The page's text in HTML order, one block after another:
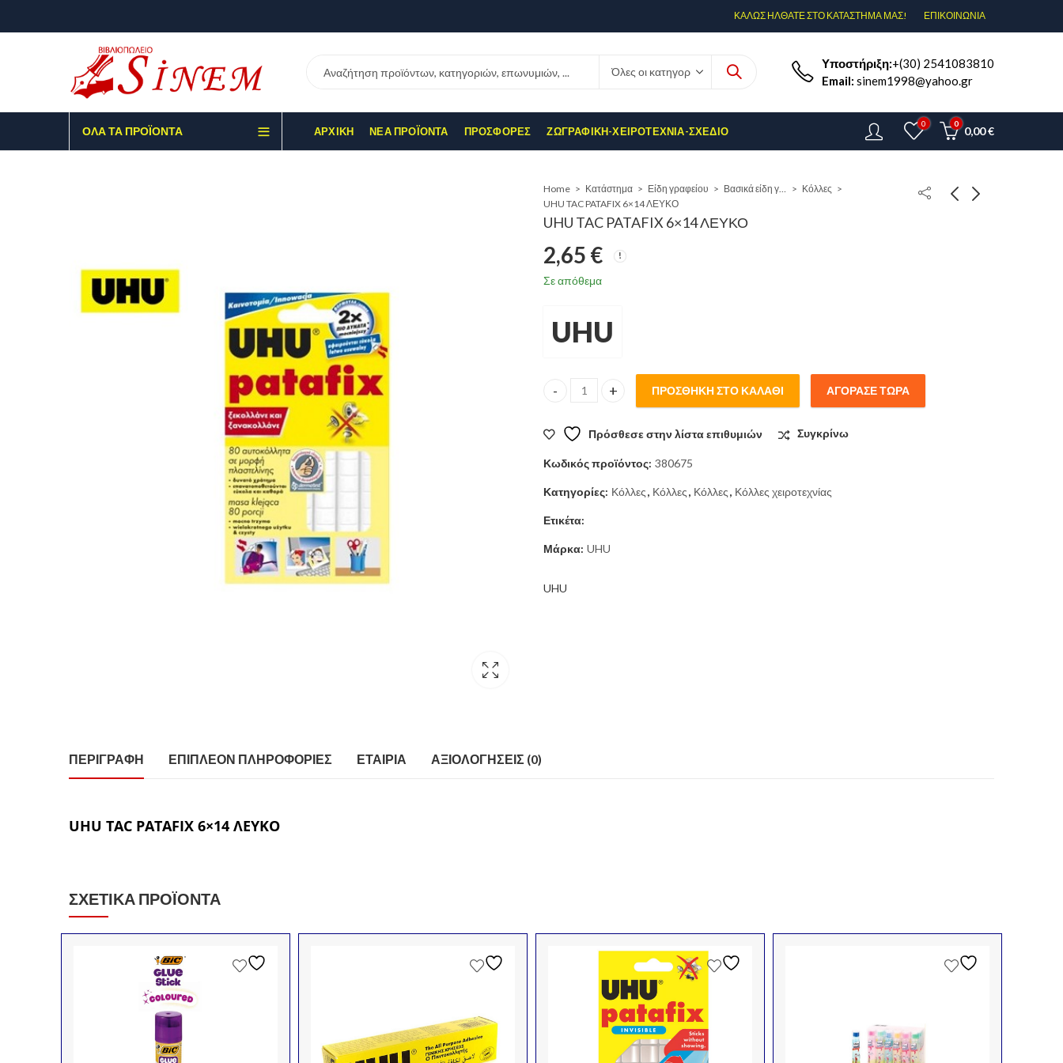
ΚΑΛΩΣ ΗΛΘΑΤΕ ΣΤΟ ΚΑΤΑΣΤΗΜΑ ΜΑΣ! ΕΠΙΚΟΙΝΩΝΊΑ
Υποστήριξη:+(30) 2541083810
Email: sinem1998@yahoo.gr
ΌΛΑ ΤΑ ΠΡΟΪΌΝΤΑ ΑΡΧΙΚΉ ΝΈΑ ΠΡΟΪΌΝΤΑ ΠΡΟΣΦΟΡΈΣ ΖΩΓΡΑΦΙΚΉ-ΧΕΙΡΟΤΕΧΝΊΑ-ΣΧΈΔΙΟ
0 0
0,00€
Home Κατάστημα Είδη γραφείου Βασικά είδη γραφείου
Κόλλες
UHU TAC PATAFIX 6×14 ΛΕΥΚΟ
UHU TAC PATAFIX 6×14 ΛΕΥΚΟ
2,65 €
Σε απόθεμα
UHU
UHU TAC PATAFIX 6x14 ΛΕΥΚΟ quantity
ΠΡΟΣΘΉΚΗ ΣΤΟ ΚΑΛΆΘΙ ΑΓΌΡΑΣΕ ΤΏΡΑ
Πρόσθεσε στην λίστα επιθυμιών Συγκρίνω
Κωδικός προϊόντος: 380675
Κατηγορίες: Κόλλες, Κόλλες, Κόλλες, Κόλλες χειροτεχνίας
Ετικέτα:
Μάρκα: UHU
UHU
ΠΕΡΙΓΡΑΦΉ ΕΠΙΠΛΈΟΝ ΠΛΗΡΟΦΟΡΊΕΣ ΕΤΑΙΡΊΑ ΑΞΙΟΛΟΓΉΣΕΙΣ (0)
UHU TAC PATAFIX 6×14 ΛΕΥΚΟ
ΣΧΕΤΙΚΆ ΠΡΟΪΌΝΤΑ